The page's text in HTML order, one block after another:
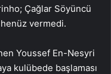
Çağlar Söyüncü
henüz vermedi.
Youssef En-Nesyri
kulübede başlaması